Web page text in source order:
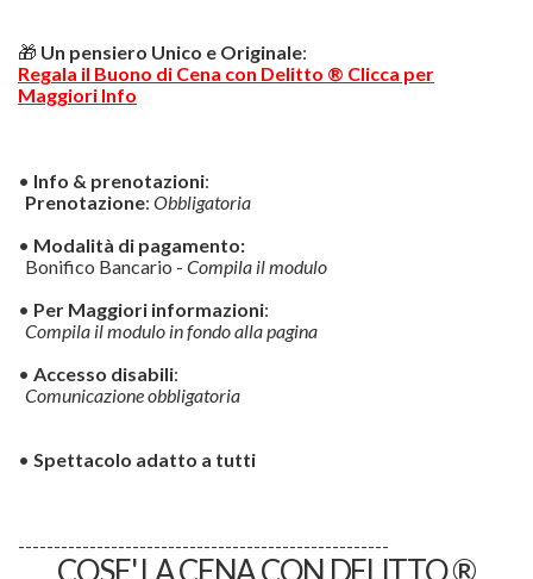
🎁 Un pensiero Unico e Originale:
Regala il Buono di Cena con Delitto ® Clicca per
Maggiori Info
• Info & prenotazioni:
Prenotazione: Obbligatoria
• Modalità di pagamento:
Bonifico Bancario - Compila il modulo
• Per Maggiori informazioni:
Compila il modulo in fondo alla pagina
• Accesso disabili:
Comunicazione obbligatoria
• Spettacolo adatto a tutti
----------------------------------------------------
COSE' LA CENA CON DELITTO ®